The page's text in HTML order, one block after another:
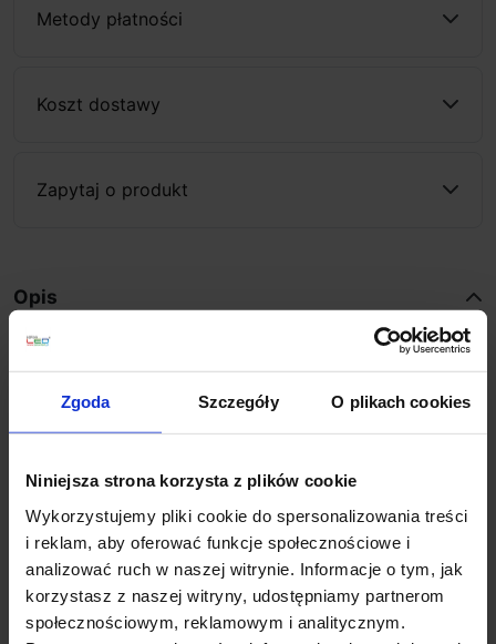
Zgoda Szczegóły O plikach cookies
Niniejsza strona korzysta z plików cookie
Wykorzystujemy pliki cookie do spersonalizowania treści
i reklam, aby oferować funkcje społecznościowe i
analizować ruch w naszej witrynie. Informacje o tym, jak
korzystasz z naszej witryny, udostępniamy partnerom
społecznościowym, reklamowym i analitycznym.
Metody płatności
Koszt dostawy
Zapytaj o produkt
Opis
SLV QUAD POLE 1003001
nowoczesna lampa
ogrodowa stojąca LED o wysokości 90cm. Wykonana
wychylna o 180º i można ją ustawiać w zależności od
LED o mocy 18W, które emitują światło o ciepłej białej
barwie 3000K i szeroki strumień światła 1550lm. Ta
lampa zewnętrzna słupek dzięki wysokiej klasie
szczelności IP65 i możliwości regulacji doskonale
sprawdzi się jako oświetlenie podjazdów, chodników,